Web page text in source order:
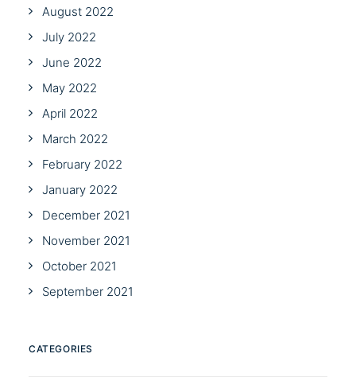
August 2022
July 2022
June 2022
May 2022
April 2022
March 2022
February 2022
January 2022
December 2021
November 2021
October 2021
September 2021
CATEGORIES